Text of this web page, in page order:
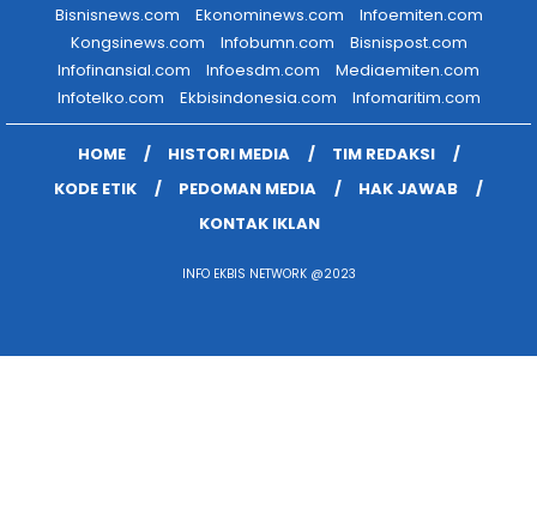
Bisnisnews.com
Ekonominews.com
Infoemiten.com
Kongsinews.com
Infobumn.com
Bisnispost.com
Infofinansial.com
Infoesdm.com
Mediaemiten.com
Infotelko.com
Ekbisindonesia.com Infomaritim.com
HOME HISTORI MEDIA
TIM REDAKSI
KODE ETIK
PEDOMAN MEDIA
HAK JAWAB
KONTAK IKLAN
INFO EKBIS NETWORK @2023